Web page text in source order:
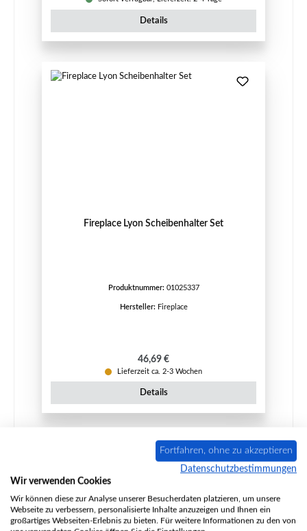
Details
Fireplace Lyon Scheibenhalter Set
Produktnummer: 01025337
Hersteller: Fireplace
Regulärer Preis:
46,69 €
Lieferzeit ca. 2-3 Wochen
Details
Fortfahren, ohne zu akzeptieren
Datenschutzbestimmungen
Wir verwenden Cookies
Wir können diese zur Analyse unserer Besucherdaten platzieren, um unsere
Webseite zu verbessern, personalisierte Inhalte anzuzeigen und Ihnen ein
großartiges Webseiten-Erlebnis zu bieten. Für weitere Informationen zu den von